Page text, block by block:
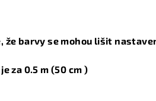
že barvy se mohou lišit
za 0.5 m (50 cm )